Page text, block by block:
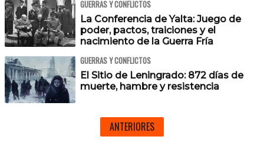
GUERRAS Y CONFLICTOS
La Conferencia de Yalta: Juego de
poder, pactos, traiciones y el
nacimiento de la Guerra Fría
GUERRAS Y CONFLICTOS
El Sitio de Leningrado: 872 días de
muerte, hambre y resistencia
ANTERIORES